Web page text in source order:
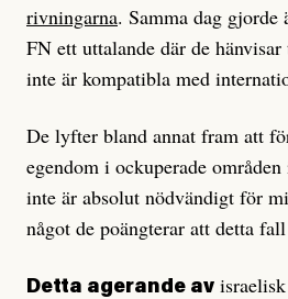
rivningarna. Samma dag gjorde
FN ett uttalande där de
inte är kompatibla med
De lyfter bland annat fram att
egendom i ockuperade
inte är absolut nödvändigt för
något de poängterar att detta
Detta agerande av